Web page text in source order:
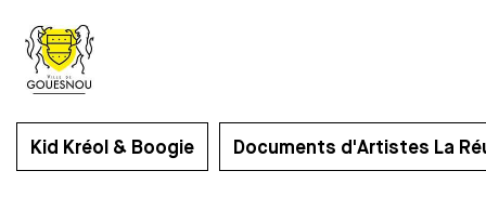
Kid Kréol & Boogie Documents d'Artistes La